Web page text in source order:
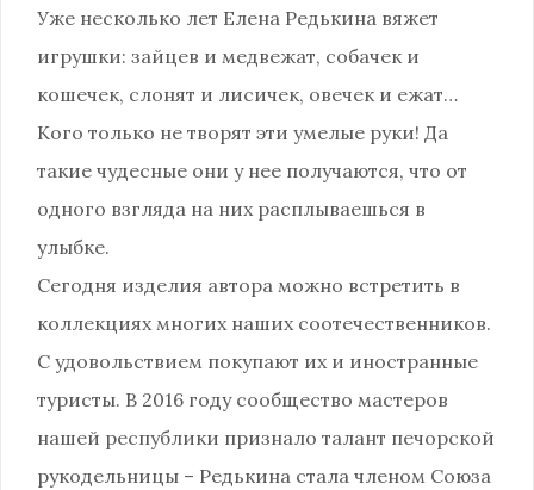
Уже несколько лет Елена Редькина вяжет
игрушки: зайцев и медвежат, собачек и
кошечек, слонят и лисичек, овечек и ежат…
Кого только не творят эти умелые руки! Да
такие чудесные они у нее получаются, что от
одного взгляда на них расплываешься в
улыбке.
Сегодня изделия автора можно встретить в
коллекциях многих наших соотечественников.
С удовольствием покупают их и иностранные
туристы. В 2016 году сообщество мастеров
нашей республики признало талант печорской
рукодельницы – Редькина стала членом Союза